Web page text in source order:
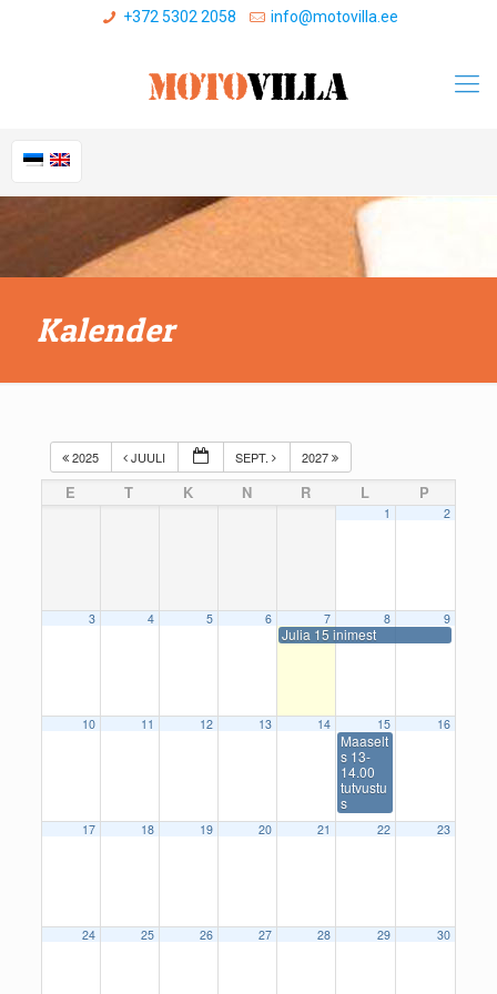
+372 5302 2058 info@motovilla.ee
Kalender
2025 JUULI SEPT. 2027
E T K N R L P
1 2
3 4 5 6 7
Julia 15 inimest
8 9
10 11 12 13 14 15
Maaselt
s 13-
14.00
tutvustu
s
16
17 18 19 20 21 22 23
24 25 26 27 28 29 30